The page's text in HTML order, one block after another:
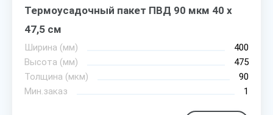
Термоусадочный пакет ПВД 90 мкм 40 х
47,5 см
Ширина (мм)
400
Высота (мм)
475
Толщина (мкм)
90
Мин.заказ
1